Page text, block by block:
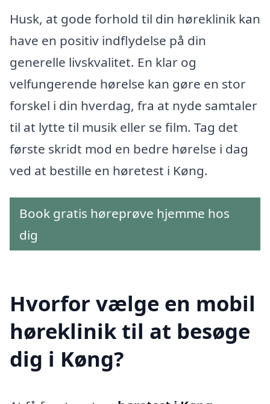
Husk, at gode forhold til din høreklinik kan
have en positiv indflydelse på din
generelle livskvalitet. En klar og
velfungerende hørelse kan gøre en stor
forskel i din hverdag, fra at nyde samtaler
til at lytte til musik eller se film. Tag det
første skridt mod en bedre hørelse i dag
ved at bestille en høretest i Køng.
Book gratis høreprøve hjemme hos
dig
Hvorfor vælge en mobil
høreklinik til at besøge
dig i Køng?